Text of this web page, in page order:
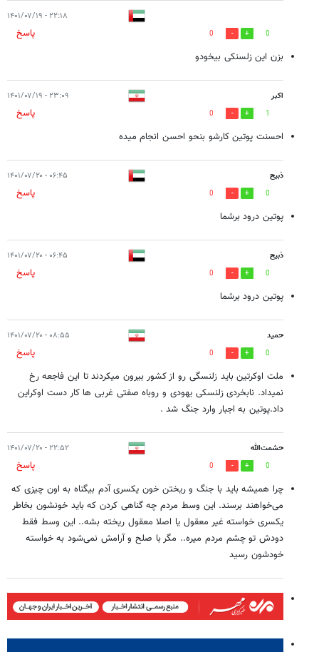
۲۲:۱۸ - ۱۴۰۱/۰۷/۱۹
0
0
پاسخ
بزن این زلسنکی بیخودو
اکبر ۲۳:۰۹ - ۱۴۰۱/۰۷/۱۹
1
0
پاسخ
احسنت پوتین کارشو بنحو احسن انجام میده
ذبیح ۰۶:۴۵ - ۱۴۰۱/۰۷/۲۰
0
0
پاسخ
پوتین درود برشما
ذبیح ۰۶:۴۵ - ۱۴۰۱/۰۷/۲۰
0
0
پاسخ
پوتین درود برشما
حمید ۰۸:۵۵ - ۱۴۰۱/۰۷/۲۰
0
0
پاسخ
ملت اوکرتین باید زلنسگی رو از کشور بیرون میکردند تا این فاجعه رخ
نمیداد. نابخردی زلنسکی یهودی و روباه صفتی غربی ها کار دست اوکراین
داد.پوتین به اجبار وارد جنگ شد .
حشمت‌الله ۲۲:۵۲ - ۱۴۰۱/۰۷/۲۰
0
0
پاسخ
چرا همیشه باید با جنگ و ریختن خون یکسری آدم بیگناه به اون چیزی که
می‌خواهند برسند. این وسط مردم چه گناهی کردن که باید خونشون بخاطر
یکسری خواسته غیر معقول یا اصلا معقول ریخته بشه.. این وسط فقط
دودش تو چشم مردم میره.. مگر با صلح و آرامش نمی‌شود به خواسته
خودشون رسید